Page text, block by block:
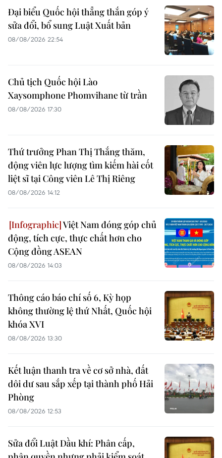
Đại biểu Quốc hội thẳng thắn góp ý
sửa đổi, bổ sung Luật Xuất bản
08/08/2026 22:54
Chủ tịch Quốc hội Lào
Xaysomphone Phomvihane từ trần
08/08/2026 17:30
Thứ trưởng Phan Thị Thắng thăm,
động viên lực lượng tìm kiếm hài cốt
liệt sĩ tại Công viên Lê Thị Riêng
08/08/2026 14:12
Việt Nam đóng góp chủ
động, tích cực, thực chất hơn cho
Cộng đồng ASEAN
08/08/2026 14:03
Thông cáo báo chí số 6, Kỳ họp
không thường lệ thứ Nhất, Quốc hội
khóa XVI
08/08/2026 13:30
Kết luận thanh tra về cơ sở nhà, đất
dôi dư sau sắp xếp tại thành phố Hải
Phòng
08/08/2026 12:53
Sửa đổi Luật Dầu khí: Phân cấp,